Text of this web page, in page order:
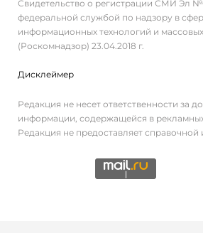
Свидетельство о регистрации СМИ Эл
федеральной службой по надзору в
информационных технологий и
(Роскомнадзор) 23.04.2018 г.
Дисклеймер
Редакция не несет ответственности за
информации, содержащейся в
Редакция не предоставляет